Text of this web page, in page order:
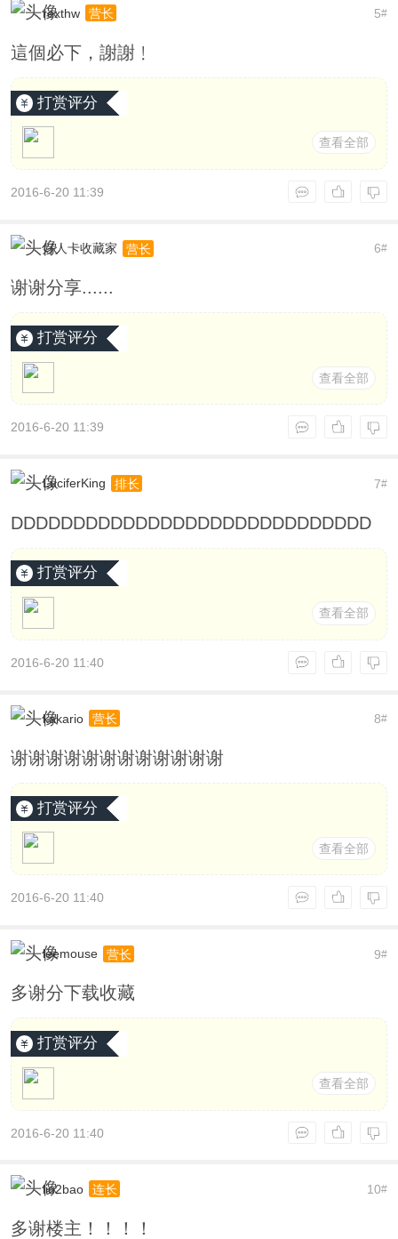
5#
rexthw 营长
這個必下，謝謝﹗
打赏评分
查看全部
2016-6-20 11:39
6#
好人卡收藏家 营长
谢谢分享......
打赏评分
查看全部
2016-6-20 11:39
7#
LuciferKing 排长
DDDDDDDDDDDDDDDDDDDDDDDDDDDDD
打赏评分
查看全部
2016-6-20 11:40
8#
kakario 营长
谢谢谢谢谢谢谢谢谢谢谢谢
打赏评分
查看全部
2016-6-20 11:40
9#
leemouse 营长
多谢分下载收藏
打赏评分
查看全部
2016-6-20 11:40
10#
liu2bao 连长
多谢楼主！！！！